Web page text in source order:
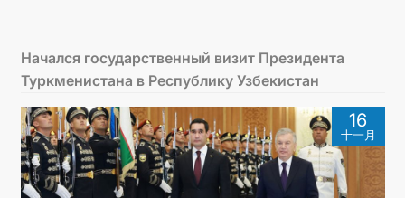
土库曼斯坦
领事服务
外交部
Начался государственный визит Президента
Туркменистана в Республику Узбекистан
16
十一月